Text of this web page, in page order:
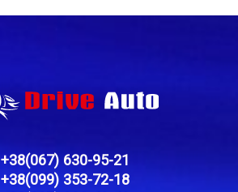
+38(067) 630-95-21
+38(099) 353-72-18